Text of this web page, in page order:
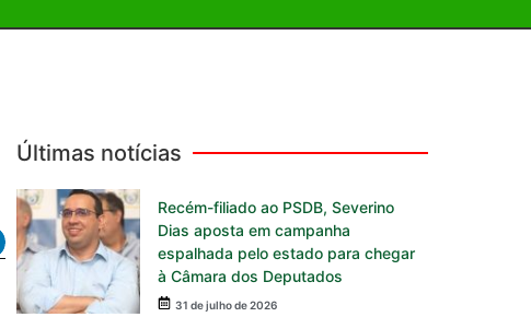
Últimas notícias
Recém-filiado ao PSDB, Severino
Dias aposta em campanha
espalhada pelo estado para chegar
à Câmara dos Deputados
31 de julho de 2026